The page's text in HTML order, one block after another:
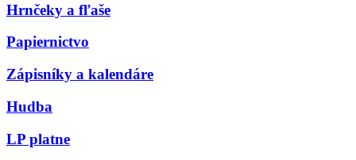
Hrnčeky a fľaše
Papiernictvo
Zápisníky a kalendáre
Hudba
LP platne